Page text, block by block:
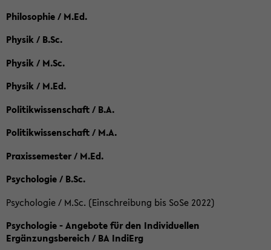
Philosophie / M.Ed.
Physik / B.Sc.
Physik / M.Sc.
Physik / M.Ed.
Politikwissenschaft / B.A.
Politikwissenschaft / M.A.
Praxissemester / M.Ed.
Psychologie / B.Sc.
Psychologie / M.Sc. (Einschreibung bis SoSe 2022)
Psychologie - Angebote für den Individuellen
Ergänzungsbereich / BA IndiErg